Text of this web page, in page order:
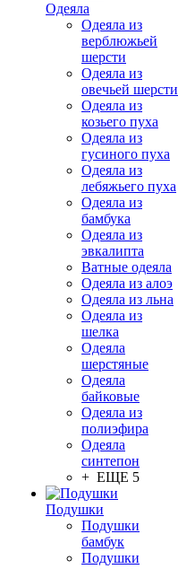
Одеяла
Одеяла из
верблюжьей
шерсти
Одеяла из
овечьей шерсти
Одеяла из
козьего пуха
Одеяла из
гусиного пуха
Одеяла из
лебяжьего пуха
Одеяла из
бамбука
Одеяла из
эвкалипта
Ватные одеяла
Одеяла из алоэ
Одеяла из льна
Одеяла из
шелка
Одеяла
шерстяные
Одеяла
байковые
Одеяла из
полиэфира
Одеяла
синтепон
+ ЕЩЕ 5
Подушки
Подушки
бамбук
Подушки